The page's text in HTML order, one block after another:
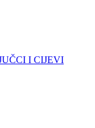
I CIJEVI